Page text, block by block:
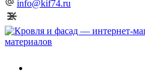
info@kif74.ru